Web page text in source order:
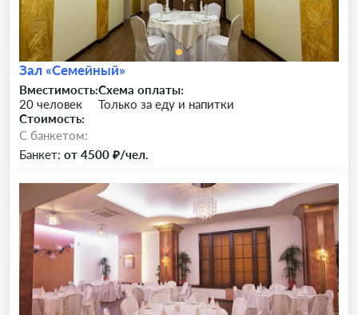
Зал «Семейный»
Вместимость:
20 человек
Схема оплаты:
Только за еду и напитки
Стоимость:
C банкетом:
Банкет: от 4500 ₽/чел.